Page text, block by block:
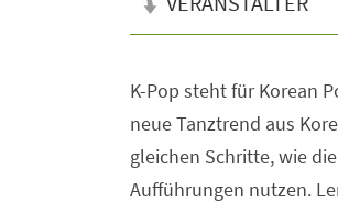
K-Pop steht für Korean
neue Tanztrend aus
gleichen Schritte, wie
Aufführungen nutzen.